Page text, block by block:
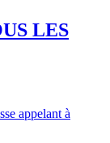
LES
appelant à